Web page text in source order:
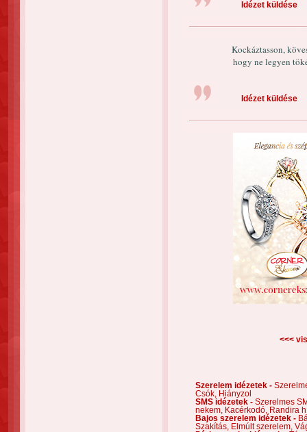
Idézet küldése
Kockáztasson,
hogy ne legyen
Idézet küldése
<<<
Szerelem idézetek -
Csók,
Hiányzol
SMS idézetek - Szerelmes
nekem,
Kacérkodó,
Randira
Bajos szerelem idézetek -
Szakítás,
Elmúlt szerelem,